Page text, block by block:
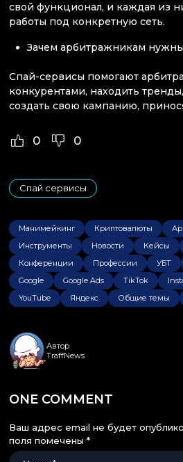
свой функционал, и каждая из
работы под конкретную сеть.
Зачем арбитражникам
Спай-сервисы помогают
конкурентами, находить
создать свою кампанию,
0 0
Спай сервисы
Манимейкинг Криптовалюты
Инструменты
Новости Кейсы
Конференции
Профессии УБТ
Google
Google Ads TikTok
YouTube
Яндекс Общие темы
Автор
TraffNews
ONE COMMENT
Ваш адрес email не будет
поля помечены *